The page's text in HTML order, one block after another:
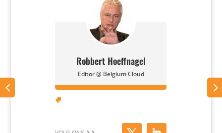
Robbert Hoeffnagel
Editor @ Belgium Cloud
